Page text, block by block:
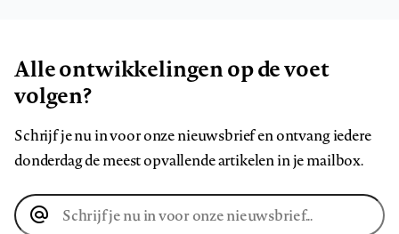
Alle ontwikkelingen op de voet
volgen?
Schrijf je nu in voor onze nieuwsbrief en ontvang iedere
donderdag de meest opvallende artikelen in je mailbox.
E-